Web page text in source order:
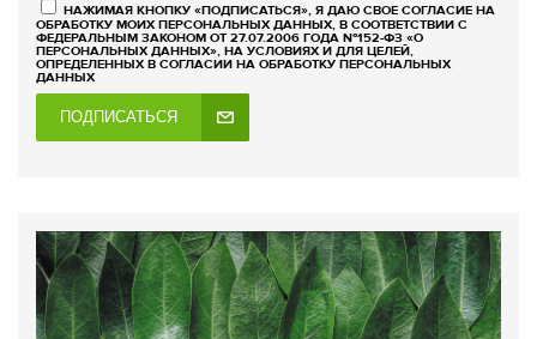
НАЖИМАЯ КНОПКУ «ПОДПИСАТЬСЯ», Я ДАЮ СВОЕ СОГЛАСИЕ НА
ОБРАБОТКУ МОИХ ПЕРСОНАЛЬНЫХ ДАННЫХ, В СООТВЕТСТВИИ С
ФЕДЕРАЛЬНЫМ ЗАКОНОМ ОТ 27.07.2006 ГОДА №152-ФЗ «О
ПЕРСОНАЛЬНЫХ ДАННЫХ», НА УСЛОВИЯХ И ДЛЯ ЦЕЛЕЙ,
ОПРЕДЕЛЕННЫХ В СОГЛАСИИ НА ОБРАБОТКУ ПЕРСОНАЛЬНЫХ
ДАННЫХ
ПОДПИСАТЬСЯ